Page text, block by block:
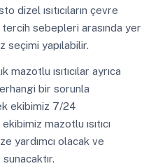
dizel ısıtıcıların çevre
sebepleri arasında yer
seçimi yapılabilir.
mazotlu ısıtıcılar ayrıca
bir sorunla
ekibimiz 7/24
mazotlu ısıtıcı
yardımcı olacak ve